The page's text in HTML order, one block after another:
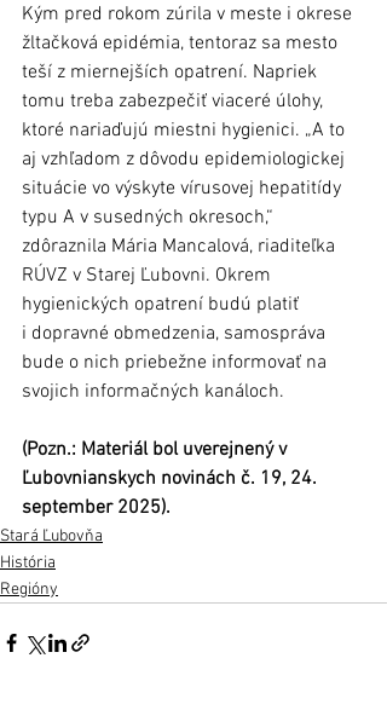
Kým pred rokom zúrila v meste i okrese
žltačková epidémia, tentoraz sa mesto
teší z miernejších opatrení. Napriek
tomu treba zabezpečiť viaceré úlohy,
ktoré nariaďujú miestni hygienici. „A to
aj vzhľadom z dôvodu epidemiologickej
situácie vo výskyte vírusovej hepatitídy
typu A v susedných okresoch,“
zdôraznila Mária Mancalová, riaditeľka
RÚVZ v Starej Ľubovni. Okrem
hygienických opatrení budú platiť
i dopravné obmedzenia, samospráva
bude o nich priebežne informovať na
svojich informačných kanáloch.
(Pozn.: Materiál bol uverejnený v
Ľubovnianskych novinách č. 19, 24.
september 2025).
Stará Ľubovňa
História
Regióny